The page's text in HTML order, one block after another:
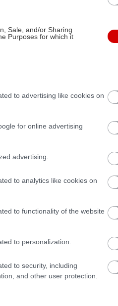
Sale, and/or Sharing
Purposes for which it
to advertising like cookies on
for online advertising
advertising.
to analytics like cookies on
to functionality of the website
to personalization.
to security, including
and other user protection.
εξωτερικούς όσο και
πως δεν θα κολλήσετε
ματιών και τα
διεισδύσουν στις
, οι μάσκες μπορούν να
τα οποία αποτελούν την
αναφέρουν πως
Αν
έχει μολυνθεί, η μάσκα
τους γύρω σας.
Παρ’
σε ανοιχτό περιβάλλον -